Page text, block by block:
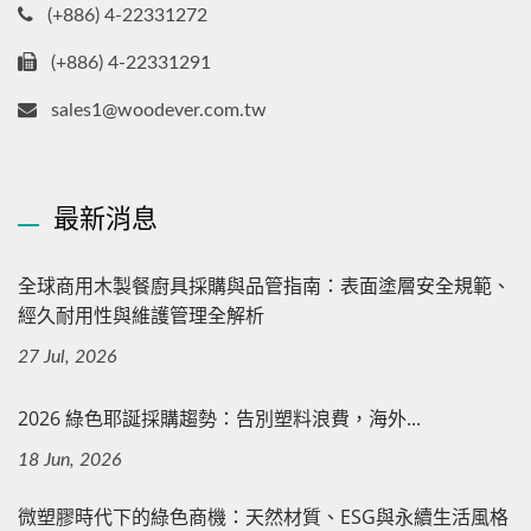
(+886) 4-22331272
(+886) 4-22331291
sales1@woodever.com.tw
最新消息
全球商用木製餐廚具採購與品管指南：表面塗層安全規範、
經久耐用性與維護管理全解析
27 Jul, 2026
2026 綠色耶誕採購趨勢：告別塑料浪費，海外...
18 Jun, 2026
微塑膠時代下的綠色商機：天然材質、ESG與永續生活風格